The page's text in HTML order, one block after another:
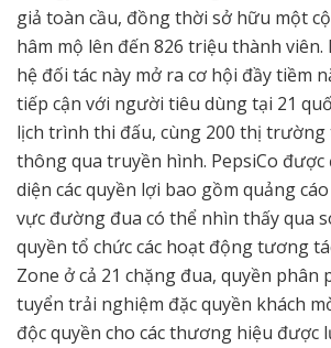
giả toàn cầu, đồng thời sở hữu một
hâm mộ lên đến 826 triệu thành viên.
hệ đối tác này mở ra cơ hội đầy tiềm
tiếp cận với người tiêu dùng tại 21
lịch trình thi đấu, cùng 200 thị
thông qua truyền hình. PepsiCo được
diện các quyền lợi bao gồm quảng
vực đường đua có thể nhìn thấy qua
quyền tổ chức các hoạt động tương
Zone ở cả 21 chặng đua, quyền phân
tuyển trải nghiệm đặc quyền khách
độc quyền cho các thương hiệu được